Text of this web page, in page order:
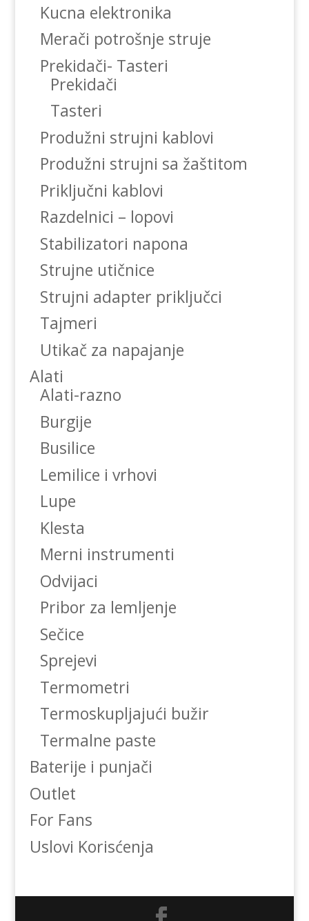
Kucna elektronika
Merači potrošnje struje
Prekidači- Tasteri
Prekidači
Tasteri
Produžni strujni kablovi
Produžni strujni sa žaštitom
Priključni kablovi
Razdelnici – lopovi
Stabilizatori napona
Strujne utičnice
Strujni adapter priključci
Tajmeri
Utikač za napajanje
Alati
Alati-razno
Burgije
Busilice
Lemilice i vrhovi
Lupe
Klesta
Merni instrumenti
Odvijaci
Pribor za lemljenje
Sečice
Sprejevi
Termometri
Termoskupljajući bužir
Termalne paste
Baterije i punjači
Outlet
For Fans
Uslovi Korisćenja